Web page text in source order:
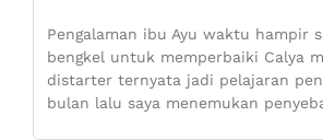
Pengalaman ibu Ayu waktu hampir
bengkel untuk memperbaiki Calya
distarter ternyata jadi pelajaran
bulan lalu saya menemukan